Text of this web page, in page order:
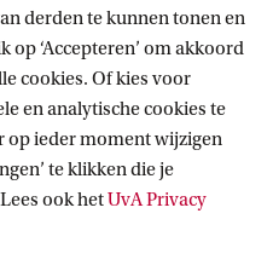
derden te kunnen tonen en
‘Accepteren’ om akkoord
cookies. Of kies voor
en analytische cookies te
op ieder moment wijzigen
te klikken die je
ook hetUvA Privacy